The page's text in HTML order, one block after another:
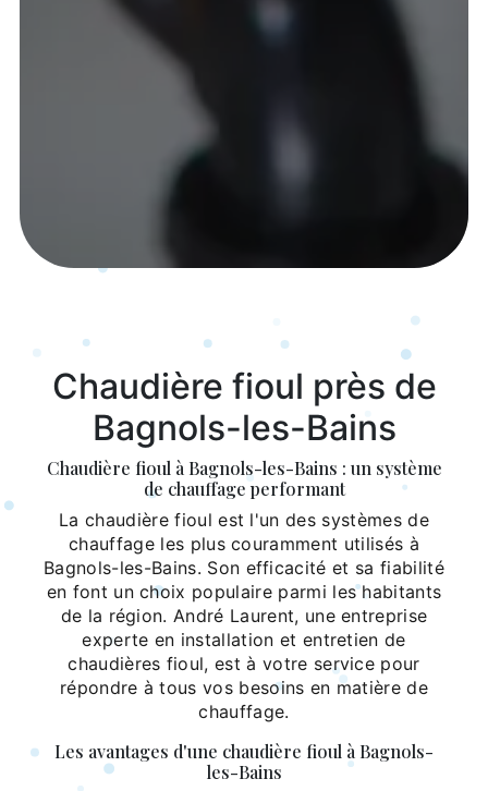
Chaudière fioul près de
Bagnols-les-Bains
Chaudière fioul à Bagnols-les-Bains : un système
de chauffage performant
La chaudière fioul est l'un des systèmes de
chauffage les plus couramment utilisés à
Bagnols-les-Bains. Son efficacité et sa fiabilité
en font un choix populaire parmi les habitants
de la région. André Laurent, une entreprise
experte en installation et entretien de
chaudières fioul, est à votre service pour
répondre à tous vos besoins en matière de
chauffage.
Les avantages d'une chaudière fioul à Bagnols-
les-Bains